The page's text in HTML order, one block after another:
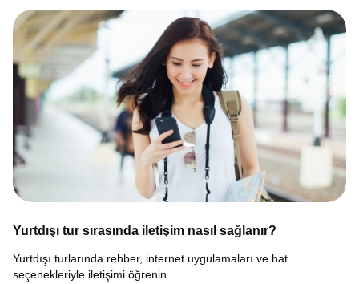
Yurtdışı tur sırasında iletişim nasıl sağlanır?
Yurtdışı turlarında rehber, internet uygulamaları ve hat
seçenekleriyle iletişimi öğrenin.